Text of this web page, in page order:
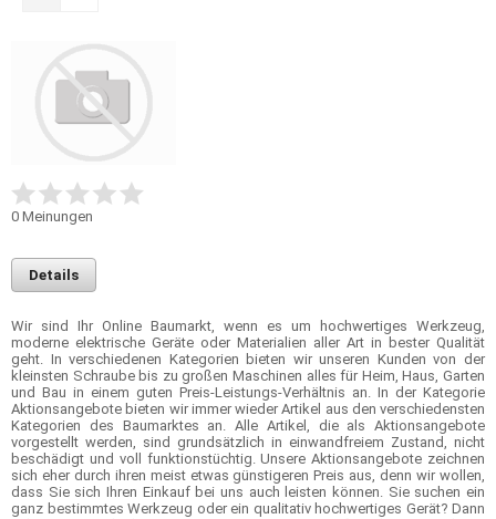
0 Meinungen
Details
Wir sind Ihr Online Baumarkt, wenn es um hochwertiges Werkzeug,
moderne elektrische Geräte oder Materialien aller Art in bester Qualität
geht. In verschiedenen Kategorien bieten wir unseren Kunden von der
kleinsten Schraube bis zu großen Maschinen alles für Heim, Haus, Garten
und Bau in einem guten Preis-Leistungs-Verhältnis an. In der Kategorie
Aktionsangebote bieten wir immer wieder Artikel aus den verschiedensten
Kategorien des Baumarktes an. Alle Artikel, die als Aktionsangebote
vorgestellt werden, sind grundsätzlich in einwandfreiem Zustand, nicht
beschädigt und voll funktionstüchtig. Unsere Aktionsangebote zeichnen
sich eher durch ihren meist etwas günstigeren Preis aus, denn wir wollen,
dass Sie sich Ihren Einkauf bei uns auch leisten können. Sie suchen ein
ganz bestimmtes Werkzeug oder ein qualitativ hochwertiges Gerät? Dann